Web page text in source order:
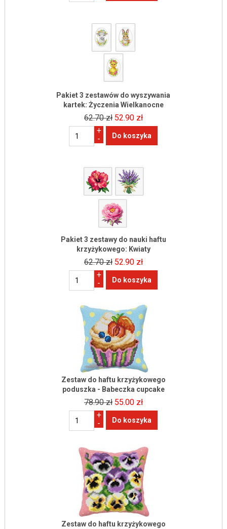
Pakiet 3 zestawów do wyszywania
kartek: Życzenia Wielkanocne
62.70 zł 52.90 zł
+
-
Pakiet 3 zestawy do nauki haftu
krzyżykowego: Kwiaty
62.70 zł 52.90 zł
+
-
Zestaw do haftu krzyżykowego
poduszka - Babeczka cupcake
78.90 zł 55.00 zł
+
-
Zestaw do haftu krzyżykowego